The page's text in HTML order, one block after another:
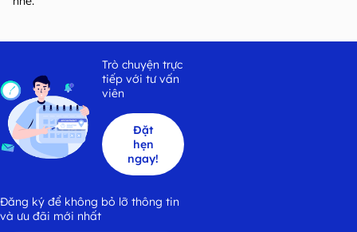
Trò chuyện trực
tiếp với tư vấn
viên
Đặt
hẹn
ngay!
Đăng ký để không bỏ lỡ thông tin
và ưu đãi mới nhất